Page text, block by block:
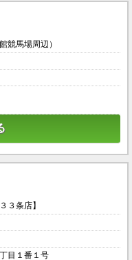
競馬場周辺）
３条店】
目１番１号